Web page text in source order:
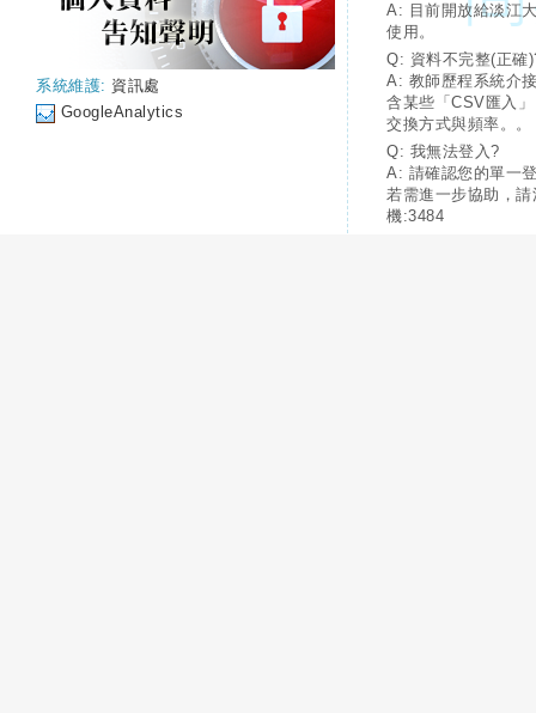
系統維護: 資訊處
GoogleAnalytics
A: 目前開放給淡江
使用。
Q: 資料不完整(正確
A: 教師歷程系統介
含某些「CSV匯入
交換方式與頻率。。
Q: 我無法登入?
A: 請確認您的單一
若需進一步協助，
機:3484